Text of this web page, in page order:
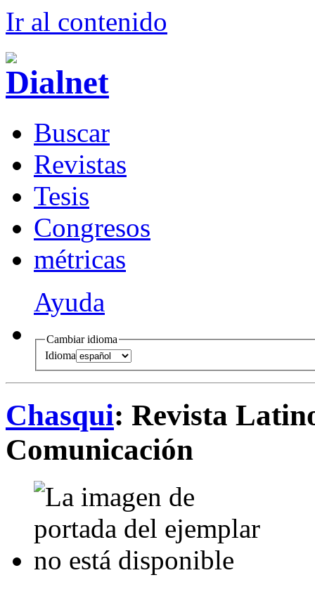
Ir al contenido
Buscar
Revistas
Tesis
Congresos
métricas
Ayuda
Cambiar idioma
Idioma
Chasqui: Revista
Comunicación